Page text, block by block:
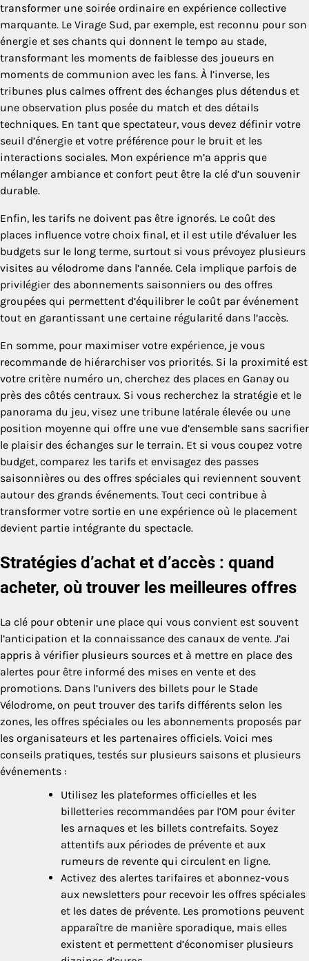
transformer une soirée ordinaire en expérience collective
marquante. Le Virage Sud, par exemple, est reconnu pour son
énergie et ses chants qui donnent le tempo au stade,
transformant les moments de faiblesse des joueurs en
moments de communion avec les fans. À l’inverse, les
tribunes plus calmes offrent des échanges plus détendus et
une observation plus posée du match et des détails
techniques. En tant que spectateur, vous devez définir votre
seuil d’énergie et votre préférence pour le bruit et les
interactions sociales. Mon expérience m’a appris que
mélanger ambiance et confort peut être la clé d’un souvenir
durable.
Enfin, les tarifs ne doivent pas être ignorés. Le coût des
places influence votre choix final, et il est utile d’évaluer les
budgets sur le long terme, surtout si vous prévoyez plusieurs
visites au vélodrome dans l’année. Cela implique parfois de
privilégier des abonnements saisonniers ou des offres
groupées qui permettent d’équilibrer le coût par événement
tout en garantissant une certaine régularité dans l’accès.
En somme, pour maximiser votre expérience, je vous
recommande de hiérarchiser vos priorités. Si la proximité est
votre critère numéro un, cherchez des places en Ganay ou
près des côtés centraux. Si vous recherchez la stratégie et le
panorama du jeu, visez une tribune latérale élevée ou une
position moyenne qui offre une vue d’ensemble sans sacrifier
le plaisir des échanges sur le terrain. Et si vous coupez votre
budget, comparez les tarifs et envisagez des passes
saisonnières ou des offres spéciales qui reviennent souvent
autour des grands événements. Tout ceci contribue à
transformer votre sortie en une expérience où le placement
devient partie intégrante du spectacle.
Stratégies d’achat et d’accès : quand
acheter, où trouver les meilleures offres
La clé pour obtenir une place qui vous convient est souvent
l’anticipation et la connaissance des canaux de vente. J’ai
appris à vérifier plusieurs sources et à mettre en place des
alertes pour être informé des mises en vente et des
promotions. Dans l’univers des billets pour le Stade
Vélodrome, on peut trouver des tarifs différents selon les
zones, les offres spéciales ou les abonnements proposés par
les organisateurs et les partenaires officiels. Voici mes
conseils pratiques, testés sur plusieurs saisons et plusieurs
événements :
Utilisez les plateformes officielles et les
billetteries recommandées par l’OM pour éviter
les arnaques et les billets contrefaits. Soyez
attentifs aux périodes de prévente et aux
rumeurs de revente qui circulent en ligne.
Activez des alertes tarifaires et abonnez-vous
aux newsletters pour recevoir les offres spéciales
et les dates de prévente. Les promotions peuvent
apparaître de manière sporadique, mais elles
existent et permettent d’économiser plusieurs